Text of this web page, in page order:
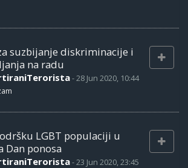
suzbijanje diskriminacije i
na radu
-28 Jun 2020, 10:44
LGBT populaciji u
Dan ponosa
-23 Jun 2020, 23:45